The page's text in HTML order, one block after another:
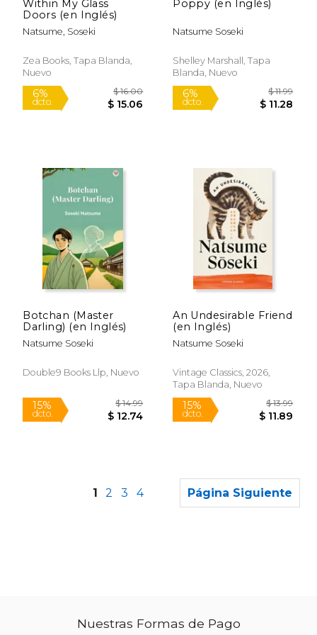
6% 15%
Within My Glass
Doors (en Inglés)
Natsume, Soseki
Zea Books, Tapa Blanda,
Nuevo
Poppy (en Inglés)
Natsume Soseki
Shelley Marshall, Tapa
Blanda, Nuevo
Botchan (Master
Darling) (en Inglés)
Natsume Soseki
Double9 Books Llp, Nuevo
An Undesirable Friend
(en Inglés)
Natsume Soseki
Vintage Classics, 2026,
Tapa Blanda, Nuevo
1 2 3 4 Página Siguiente
Nuestras Formas de Pago